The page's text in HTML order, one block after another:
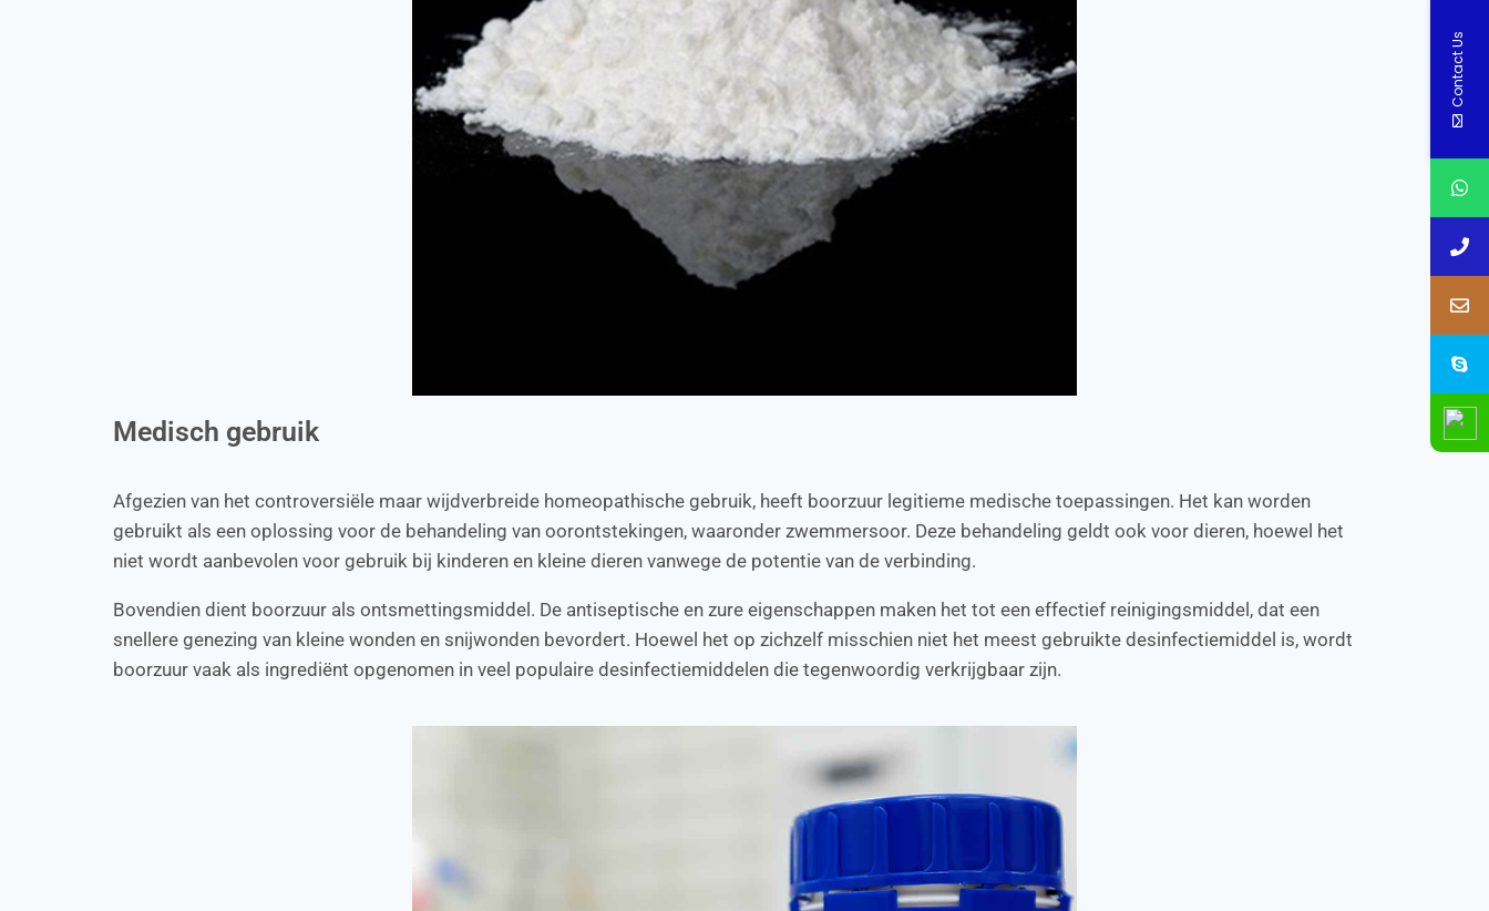
Medisch gebruik
Afgezien van het controversiële maar wijdverbreide homeopathische gebruik, heeft boorzuur legitieme medische toepassingen. Het kan worden
gebruikt als een oplossing voor de behandeling van oorontstekingen, waaronder zwemmersoor. Deze behandeling geldt ook voor dieren, hoewel het
niet wordt aanbevolen voor gebruik bij kinderen en kleine dieren vanwege de potentie van de verbinding.
Bovendien dient boorzuur als ontsmettingsmiddel. De antiseptische en zure eigenschappen maken het tot een effectief reinigingsmiddel, dat een
snellere genezing van kleine wonden en snijwonden bevordert. Hoewel het op zichzelf misschien niet het meest gebruikte desinfectiemiddel is, wordt
boorzuur vaak als ingrediënt opgenomen in veel populaire desinfectiemiddelen die tegenwoordig verkrijgbaar zijn.
Contact Us